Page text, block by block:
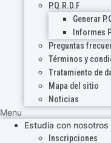
P.Q.R.D.F
Generar
Informes
Preguntas
Términos y
Tratamiento de
Mapa del sitio
Noticias
Menu
Estudia con nosotros
Inscripciones